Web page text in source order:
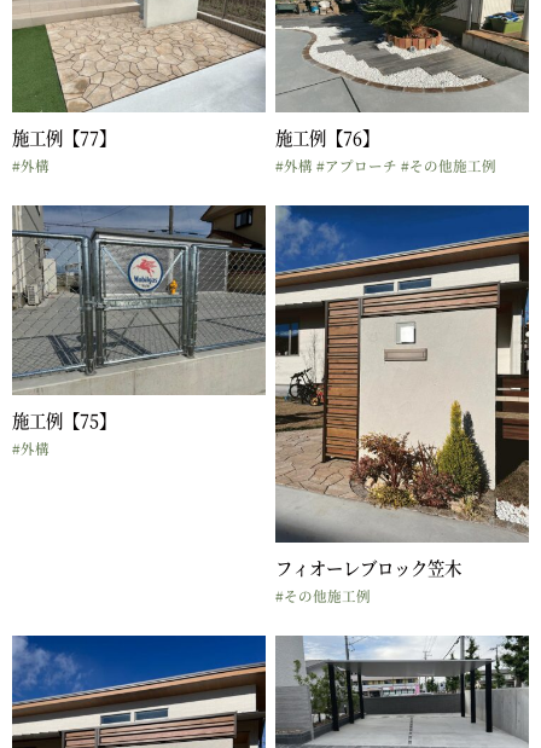
施工例【77】
#外構
施工例【76】
#外構 #アプローチ #その他施工例
施工例【75】
#外構
フィオーレブロック笠木
#その他施工例